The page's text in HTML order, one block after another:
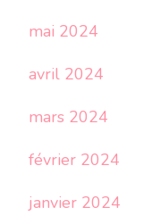
mai 2024
avril 2024
mars 2024
février 2024
janvier 2024